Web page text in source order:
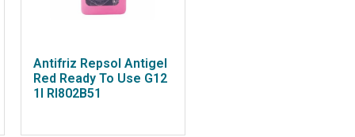
Antifriz Repsol Antigel
Red Ready To Use G12
1l RI802B51